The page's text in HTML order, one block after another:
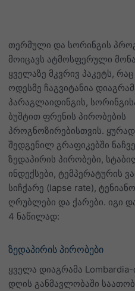
თერმული და სორინგის
მოიცავს ატმოსფერული
ყველაზე მკვრივ პაკეტს, რაც
ოდესმე ჩაგვიტანია
პარაგლაიდინგის,
ბუშტით ფრენის პირობების
პროგნოზირებისთვის.
შედგენილ გრაფიკებში
ზედაპირის პირობები,
ინდექსები, ტემპერატურის
სიჩქარე (lapse rate),
ღრუბლები და ქარები. იგი
4 ნაწილად:
ზედაპირის პირობები
ყველა დიაგრამა Lombardia-
დღის განმავლობაში